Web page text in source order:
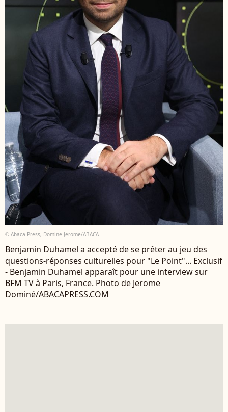
© Abaca Press, Domine Jerome/ABACA
Benjamin Duhamel a accepté de se prêter au jeu des
questions-réponses culturelles pour "Le Point"... Exclusif
- Benjamin Duhamel apparaît pour une interview sur
BFM TV à Paris, France. Photo de Jerome
Dominé/ABACAPRESS.COM